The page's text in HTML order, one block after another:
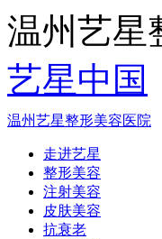
温州艺星
艺星中国
温州艺星整形美容医院
走进艺星
整形美容
注射美容
皮肤美容
抗衰老